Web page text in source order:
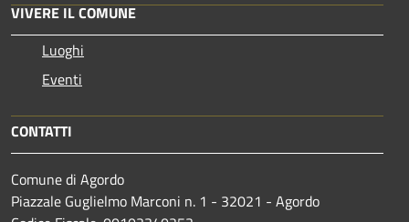
VIVERE IL COMUNE
Luoghi
Eventi
CONTATTI
Comune di Agordo
Piazzale Guglielmo Marconi n. 1 - 32021 - Agordo